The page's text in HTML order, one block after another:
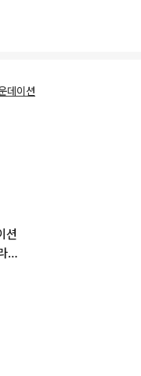
데이션
션
하시면 각각 장바구니